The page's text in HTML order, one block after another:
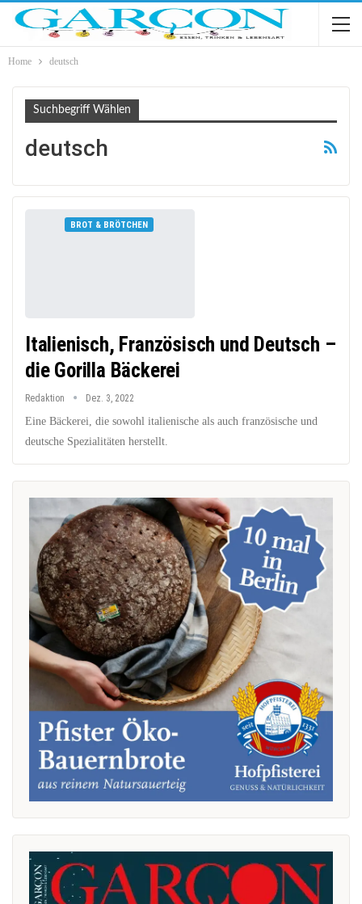
Home deutsch
Suchbegriff Wählen
deutsch
BROT & BRÖTCHEN
Italienisch, Französisch und Deutsch –
die Gorilla Bäckerei
Redaktion Dez. 3, 2022
Eine Bäckerei, die sowohl italienische als auch französische und
deutsche Spezialitäten herstellt.